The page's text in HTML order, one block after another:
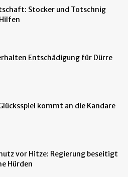
Stocker und Totschnig
Entschädigung für Dürre
kommt an die Kandare
vor Hitze: Regierung beseitigt
Hürden